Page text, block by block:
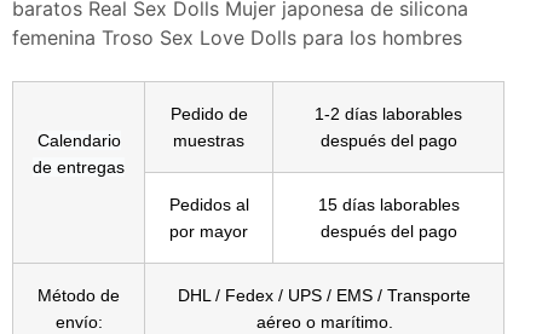
Calendario
de entregas
Pedido de
muestras
1-2 días laborables
después del pago
Pedidos al
por mayor
15 días laborables
después del pago
Método de
envío:
DHL / Fedex / UPS / EMS / Transporte
aéreo o marítimo.